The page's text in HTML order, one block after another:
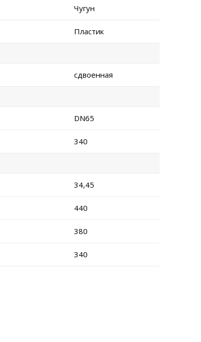
Чугун
Пластик
сдвоенная
DN65
340
34,45
440
380
340